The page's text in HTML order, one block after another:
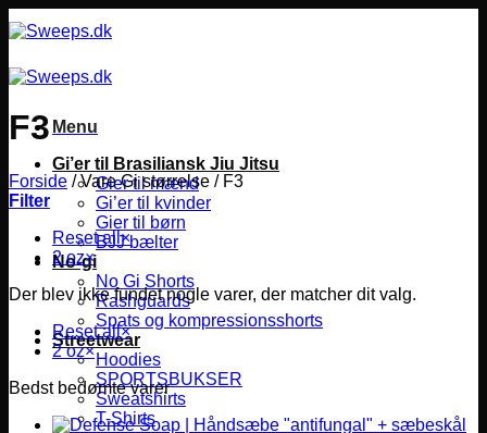
til
Menu
Gi’er til Brasiliansk Jiu Jitsu
Gier til mænd
Gi’er til kvinder
Gier til børn
BJJ bælter
No-gi
No Gi Shorts
Rashguards
Spats og kompressionsshorts
Streetwear
Hoodies
SPORTSBUKSER
Sweatshirts
T-Shirts
F3
Forside /Vare Gi størrelse /F3
Filter
Reset all×
2 oz×
Der blev ikke fundet nogle varer, der matcher dit valg.
Reset all×
2 oz×
Bedst bedømte varer